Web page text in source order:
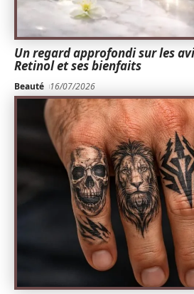
Un regard approfondi sur les
Retinol et ses bienfaits
Beauté 16/07/2026